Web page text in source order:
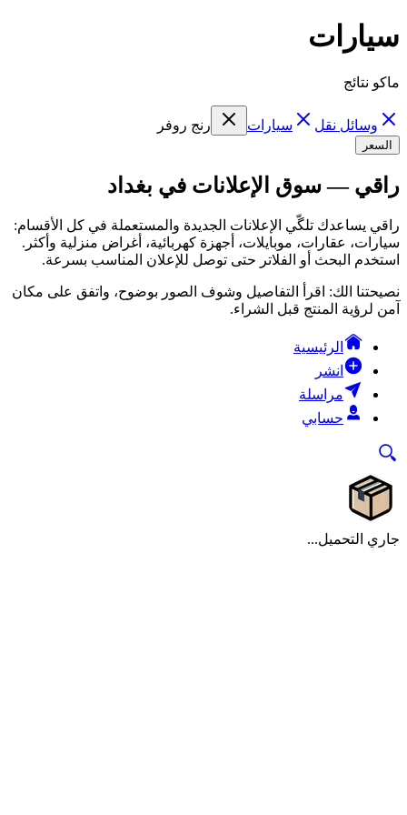
سيارات
ماكو نتائج
وسائل نقل سيارات رنج روفر
السعر
راقي — سوق الإعلانات في بغداد
راقي يساعدك تلگّي الإعلانات الجديدة والمستعملة في كل الأقسام:
سيارات، عقارات، موبايلات، أجهزة كهربائية، أغراض منزلية وأكثر.
استخدم البحث أو الفلاتر حتى توصل للإعلان المناسب بسرعة.
نصيحتنا الك: اقرأ التفاصيل وشوف الصور بوضوح، واتفق على مكان
آمن لرؤية المنتج قبل الشراء.
الرئيسية
انشر
مراسلة
حسابي
جاري التحميل...